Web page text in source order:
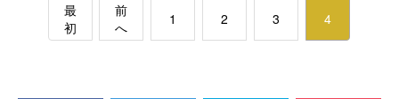
最
初
前
へ
1 2 3 4